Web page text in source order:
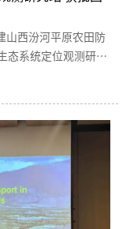
山西汾河平原农田防
态系统定位观测研究
川大学和中铁西北科
系统定位观测研究
科研监测领域迈出关